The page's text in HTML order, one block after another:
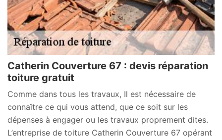
Catherin Couverture 67 : devis réparation
toiture gratuit
Comme dans tous les travaux, Il est nécessaire de
connaître ce qui vous attend, que ce soit sur les
dépenses à engager ou les travaux proprement dites.
L’entreprise de toiture Catherin Couverture 67 opérant